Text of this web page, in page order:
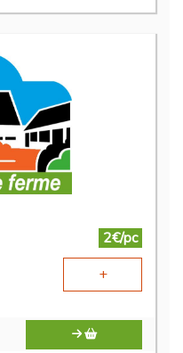
2€/pc
+